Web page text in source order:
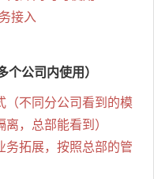
接入
公司内使用）
（不同分公司看到的模
，总部能看到）
务拓展，按照总部的管